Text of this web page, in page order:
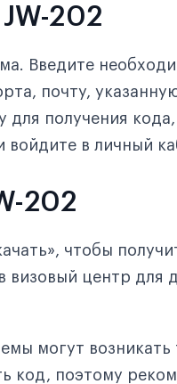
202
Введите
почту,
для получения
войдите в личный
202
чтобы
визовый центр для
могут возникать
код, поэтому